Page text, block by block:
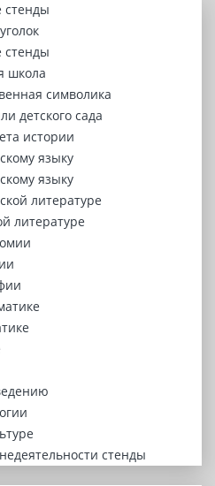
школа
символика
детского сада
истории
языку
языку
литературе
литературе
стенды